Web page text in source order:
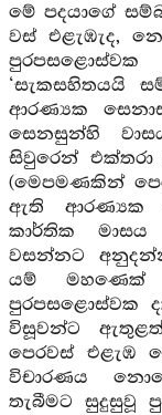
මේ පදයාගේ
වස් එළැඹැද,
‘සැකසහිතයයි
ආරණ්‍යක
සෙනසුන්හි
සිවුරෙන්
(මෙපමණකින්
ඇති ආරණ්‍යක
කාර්තික
වසන්නට
යම් මහණෙක්
පුරපසළොස්වක
විසූවන්ට
පෙරවස් එළැඹ
විචාරණය
තැබීමට සුදුසුවූ